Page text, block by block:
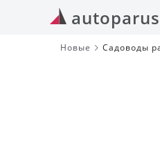
Новые Садоводы